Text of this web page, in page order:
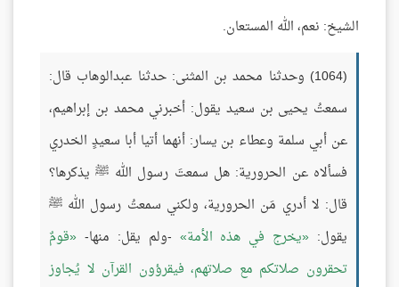
الشيخ: نعم، الله المستعان.
(1064) وحدثنا محمد بن المثنى: حدثنا عبدالوهاب قال:
سمعتُ يحيى بن سعيد يقول: أخبرني محمد بن إبراهيم،
عن أبي سلمة وعطاء بن يسار: أنهما أتيا أبا سعيدٍ الخدري
فسألاه عن الحرورية: هل سمعتَ رسول الله ﷺ يذكرها؟
قال: لا أدري مَن الحرورية، ولكني سمعتُ رسول الله ﷺ
يقول:
يخرج في هذه الأمة -ولم يقل: منها-
قومٌ
تحقرون صلاتكم مع صلاتهم، فيقرؤون القرآن لا يُجاوز